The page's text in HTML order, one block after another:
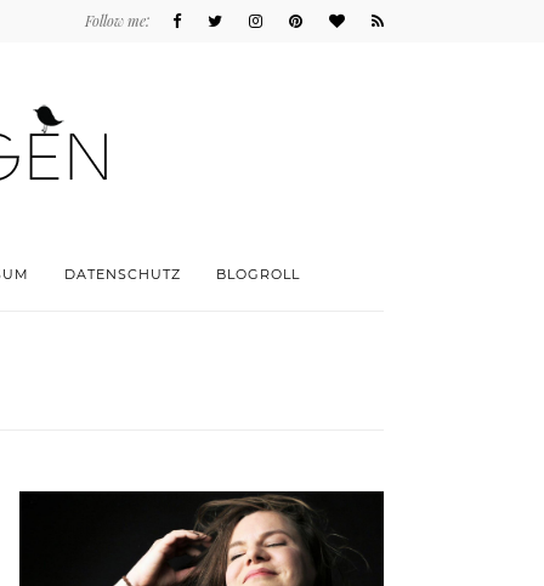
Follow me:
DATENSCHUTZ BLOGROLL